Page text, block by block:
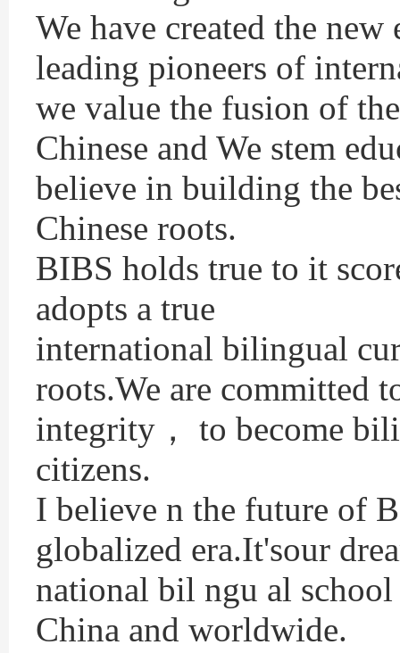
We have created the
leading pioneers of
we value the fusion of
Chinese and We stem
believe in building the
Chinese roots.
BIBS holds true to it
adopts a true
international bilingual
roots.We are committed
integrity， to become
citizens.
I believe n the future of
globalized era.It'sour
national bil ngu al
China and worldwide.